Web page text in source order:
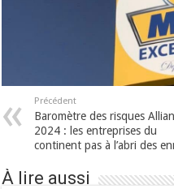
Précédent
Baromètre des risques
2024 : les entreprises du
continent pas à l’abri des
À lire aussi